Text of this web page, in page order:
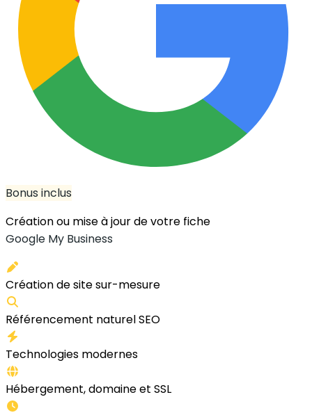
Bonus inclus
Création ou mise à jour de votre fiche
Google My Business
Création de site sur-mesure
Référencement naturel SEO
Technologies modernes
Hébergement, domaine et SSL